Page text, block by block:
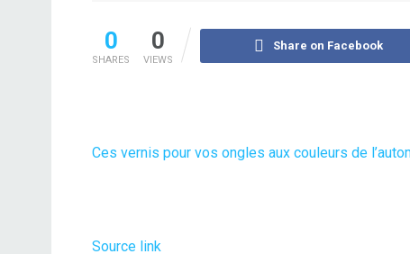
0
SHARES
0
VIEWS
Share on Facebook
Ces vernis pour vos ongles aux couleurs de
Source link